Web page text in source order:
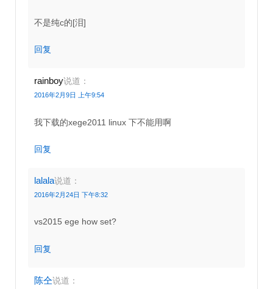
不是纯c的[泪]
回复
rainboy说道：
2016年2月9日 上午9:54
我下载的xege2011 linux 下不能用啊
回复
lalala说道：
2016年2月24日 下午8:32
vs2015 ege how set?
回复
陈仝说道：